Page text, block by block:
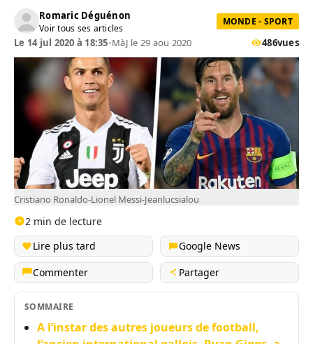
Romaric Déguénon
Voir tous ses articles
MONDE - SPORT
Le 14 jul 2020 à 18:35•MàJ le 29 aou 2020 486vues
Cristiano Ronaldo-Lionel Messi-Jeanlucsialou
2 min de lecture
Lire plus tard
Google News
Commenter
Partager
SOMMAIRE
A l’instar des autres joueurs de football,